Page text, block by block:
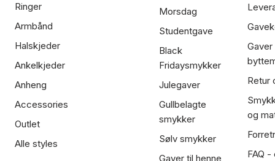
Ringer
Armbånd
Halskjeder
Ankelkjeder
Anheng
Accessories
Outlet
Alle styles
Morsdag
Studentgave
Black
Fridaysmykker
Julegaver
Gullbelagte
smykker
Sølv smykker
Gaver til henne
Retur
og
FAQ